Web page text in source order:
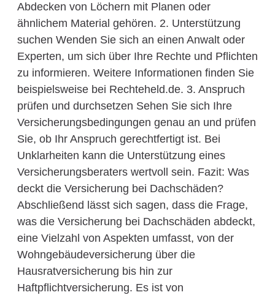
Abdecken von Löchern mit Planen oder
ähnlichem Material gehören. 2. Unterstützung
suchen Wenden Sie sich an einen Anwalt oder
Experten, um sich über Ihre Rechte und Pflichten
zu informieren. Weitere Informationen finden Sie
beispielsweise bei Rechteheld.de. 3. Anspruch
prüfen und durchsetzen Sehen Sie sich Ihre
Versicherungsbedingungen genau an und prüfen
Sie, ob Ihr Anspruch gerechtfertigt ist. Bei
Unklarheiten kann die Unterstützung eines
Versicherungsberaters wertvoll sein. Fazit: Was
deckt die Versicherung bei Dachschäden?
Abschließend lässt sich sagen, dass die Frage,
was die Versicherung bei Dachschäden abdeckt,
eine Vielzahl von Aspekten umfasst, von der
Wohngebäudeversicherung über die
Hausratversicherung bis hin zur
Haftpflichtversicherung. Es ist von